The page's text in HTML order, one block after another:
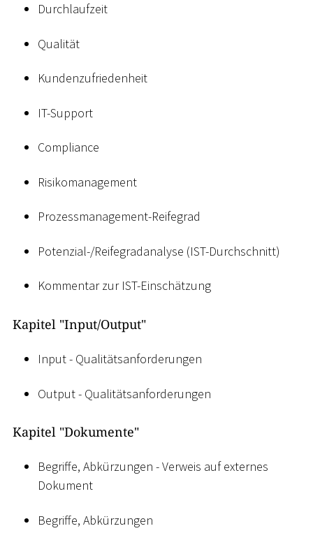
Durchlaufzeit
Qualität
Kundenzufriedenheit
IT-Support
Compliance
Risikomanagement
Prozessmanagement-Reifegrad
Potenzial-/Reifegradanalyse (IST-Durchschnitt)
Kommentar zur IST-Einschätzung
Kapitel "Input/Output"
Input - Qualitätsanforderungen
Output - Qualitätsanforderungen
Kapitel "Dokumente"
Begriffe, Abkürzungen - Verweis auf externes
Dokument
Begriffe, Abkürzungen